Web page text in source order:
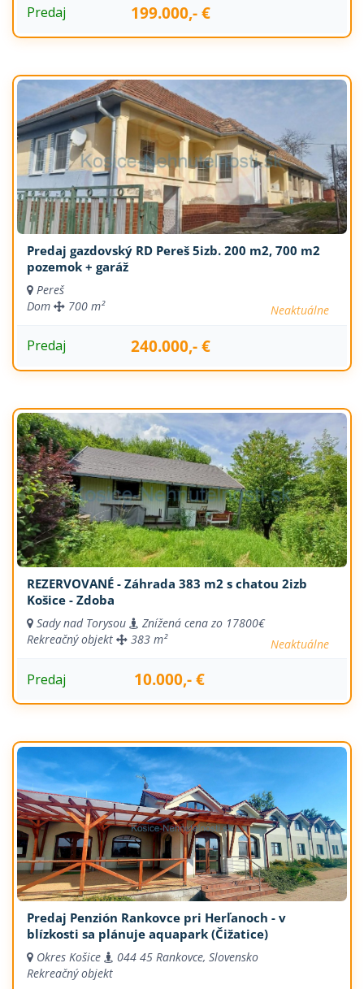
Predaj 199.000,- €
Predaj gazdovský RD Pereš 5izb. 200 m2, 700 m2
pozemok + garáž
Pereš
Dom
Neaktuálne
700 m²
Predaj 240.000,- €
REZERVOVANÉ - Záhrada 383 m2 s chatou 2izb
Košice - Zdoba
Sady nad Torysou
Znížená cena zo 17800€
Rekreačný objekt
Neaktuálne
383 m²
Predaj 10.000,- €
Predaj Penzión Rankovce pri Herľanoch - v
blízkosti sa plánuje aquapark (Čižatice)
Okres Košice
044 45 Rankovce, Slovensko
Rekreačný objekt